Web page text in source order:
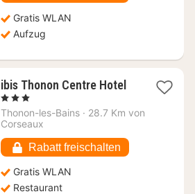
Gratis WLAN
Aufzug
ibis Thonon Centre Hotel1
ab
, 3 Sterne
Thonon-les-Bains · 28.7 Km von
Corseaux
Rabatt freischalten
Gratis WLAN
Restaurant